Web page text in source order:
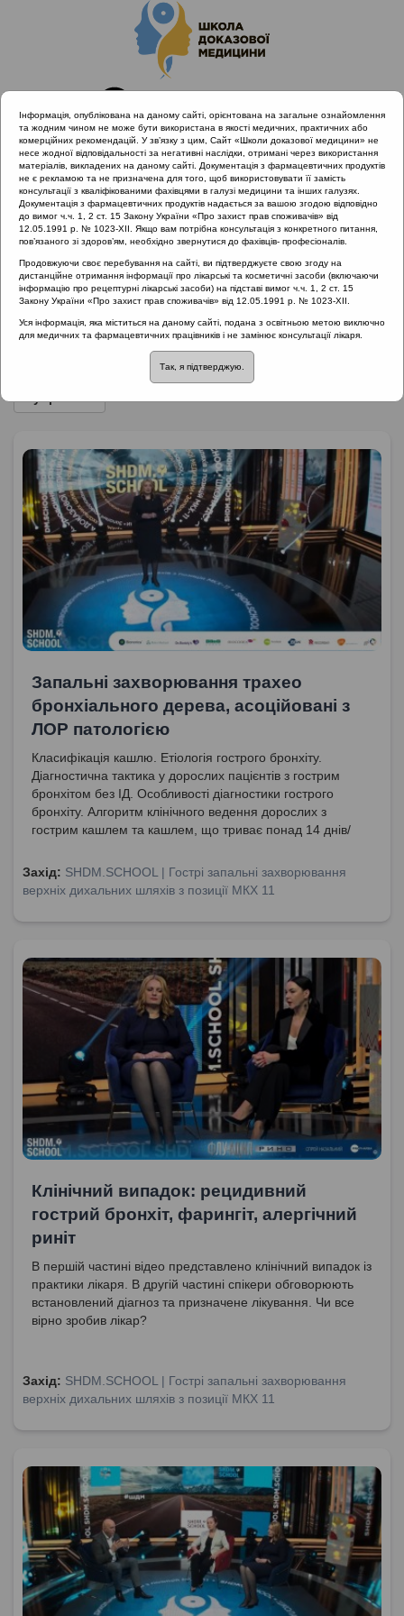
Головна
Проведені заходи
SHDM.SCHOOL | Гострі запальні захворювання верхніх
дихальних шляхів з позиції МКХ 11
SHDM.SCHOOL | Гострі запальні
захворювання верхніх дихальних
шляхів з позиції МКХ 11
Запальні захворювання трахео
бронхіального дерева, асоційовані з
ЛОР патологією
Класифікація кашлю. Етіологія гострого бронхіту.
Діагностична тактика у дорослих пацієнтів з гострим
бронхітом без ІД. Особливості діагностики гострого
бронхіту. Алгоритм клінічного ведення дорослих з
гострим кашлем та кашлем, що триває понад 14 днів/
можлива профілактика гострого бронхіту? Коморбідні
стани.
Захід: SHDM.SCHOOL | Гострі запальні захворювання
верхніх дихальних шляхів з позиції МКХ 11
Клінічний випадок: рецидивний
гострий бронхіт, фарингіт, алергічний
риніт
В першій частині відео представлено клінічний випадок із
практики лікаря. В другій частині спікери обговорюють
встановлений діагноз та призначене лікування. Чи все
вірно зробив лікар?
Захід: SHDM.SCHOOL | Гострі запальні захворювання
верхніх дихальних шляхів з позиції МКХ 11
Інформація, опублікована на даному сайті, орієнтована на загальне ознайомлення
та жодним чином не може бути використана в якості медичних, практичних або
комерційних рекомендацій. У зв’язку з цим, Сайт «Школи доказової медицини» не
несе жодної відповідальності за негативні наслідки, отримані через використання
матеріалів, викладених на даному сайті. Документація з фармацевтичних продуктів
не є рекламою та не призначена для того, щоб використовувати її замість
консультації з кваліфікованими фахівцями в галузі медицини та інших галузях.
Документація з фармацевтичних продуктів надається за вашою згодою відповідно
до вимог ч.ч. 1, 2 ст. 15 Закону України «Про захист прав споживачів» від
12.05.1991 р. № 1023-XII. Якщо вам потрібна консультація з конкретного питання,
пов’язаного зі здоров’ям, необхідно звернутися до фахівців- професіоналів.
Продовжуючи своє перебування на сайті, ви підтверджуєте свою згоду на
дистанційне отримання інформації про лікарські та косметичні засоби (включаючи
інформацію про рецептурні лікарські засоби) на підставі вимог ч.ч. 1, 2 ст. 15
Закону України «Про захист прав споживачів» від 12.05.1991 р. № 1023-XII.
Уся інформація, яка міститься на даному сайті, подана з освітньою метою виключно
для медичних та фармацевтичних працівників і не замінює консультації лікаря.
Так, я підтверджую.